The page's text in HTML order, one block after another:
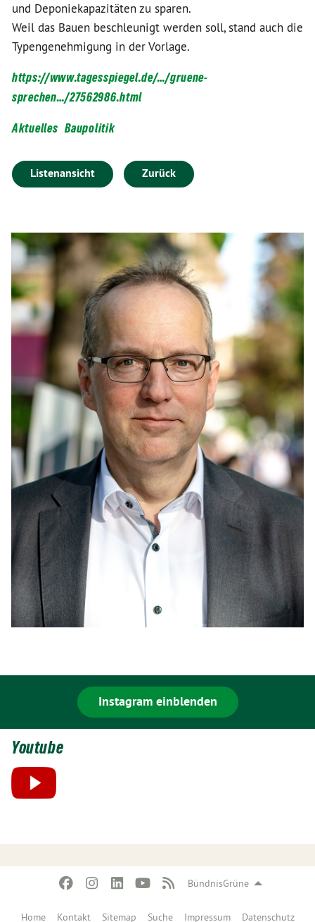
BündnisGrüne
Home Kontakt Sitemap Suche Impressum Datenschutz
und Deponiekapazitäten zu sparen.
Weil das Bauen beschleunigt werden soll, stand auch die
Typengenehmigung in der Vorlage.
https://www.tagesspiegel.de/…/gruene-
sprechen…/27562986.html
Aktuelles Baupolitik
Listenansicht Zurück
Instagram einblenden
Youtube